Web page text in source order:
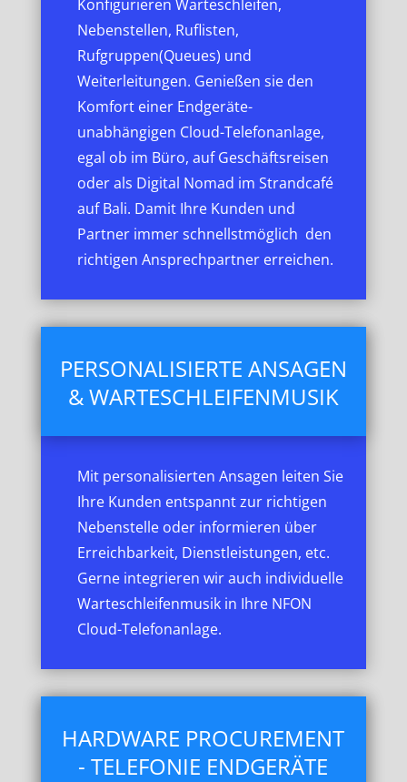
Konfigurieren Warteschleifen,
Nebenstellen, Ruflisten,
Rufgruppen(Queues) und
Weiterleitungen. Genießen sie den
Komfort einer Endgeräte-
unabhängigen Cloud-Telefonanlage,
egal ob im Büro, auf Geschäftsreisen
oder als Digital Nomad im Strandcafé
auf Bali. Damit Ihre Kunden und
Partner immer schnellstmöglich den
richtigen Ansprechpartner erreichen.
PERSONALISIERTE ANSAGEN
& WARTESCHLEIFENMUSIK
Mit personalisierten Ansagen leiten Sie
Ihre Kunden entspannt zur richtigen
Nebenstelle oder informieren über
Erreichbarkeit, Dienstleistungen, etc.
Gerne integrieren wir auch individuelle
Warteschleifenmusik in Ihre NFON
Cloud-Telefonanlage.
HARDWARE PROCUREMENT
- TELEFONIE ENDGERÄTE